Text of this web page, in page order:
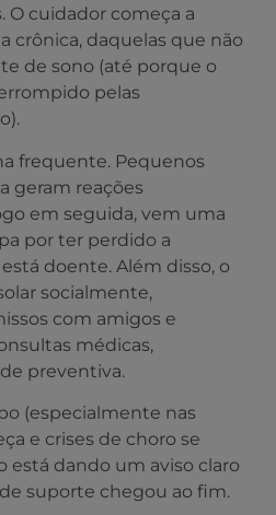
O cuidador começa a
crônica, daquelas que não
de sono (até porque o
pelas
frequente. Pequenos
geram reações
em seguida, vem uma
por ter perdido a
doente. Além disso, o
socialmente,
com amigos e
médicas,
preventiva.
(especialmente nas
e crises de choro se
está dando um aviso claro
suporte chegou ao fim.